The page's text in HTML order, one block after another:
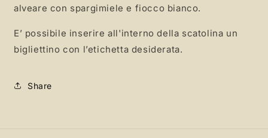
alveare con spargimiele e fiocco bianco.
E’ possibile inserire all'interno della scatolina un
bigliettino con l’etichetta desiderata.
Share